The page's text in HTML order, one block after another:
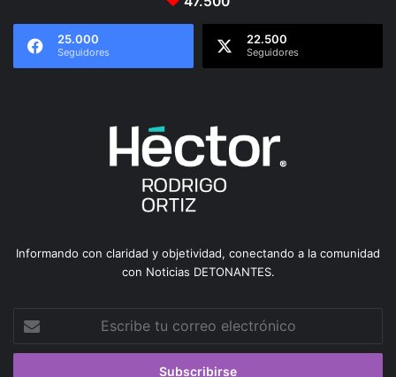
25.000
Seguidores
22.500
Seguidores
Informando con claridad y objetividad, conectando a la comunidad
con Noticias DETONANTES.
correo